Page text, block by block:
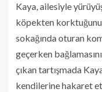
Kaya, ailesiyle
köpekten
sokağında oturan
geçerken
çıkan tartışmada
kendilerine hakaret